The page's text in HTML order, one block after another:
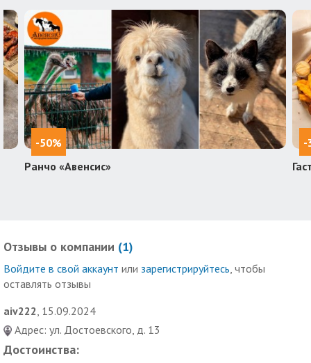
-50%
Ранчо «Авенсис»
-
Отзывы о компании (1)
Войдите в свой аккаунт или зарегистрируйтесь , чтобы
оставлять отзывы
aiv222 , 15.09.2024
Адрес: ул. Достоевского, д. 13
Достоинства: